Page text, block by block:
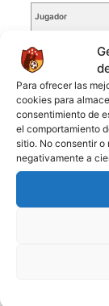
Para ofrecer las
cookies para
consentimiento de
el comportamiento
sitio. No consentir
negativamente a
Jugador
[25] Danny
Jugador
[3] Iver
[5] Jean
[6] Charles
[10] Edwin L
[17] Juan
Jugadores